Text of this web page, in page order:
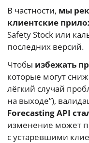
В частности, мы
клиентские
Safety Stock или
последних версий.
Чтобы избежать
которые могут
лёгкий случай
на выходе”),
Forecasting API
изменение может
с устаревшими